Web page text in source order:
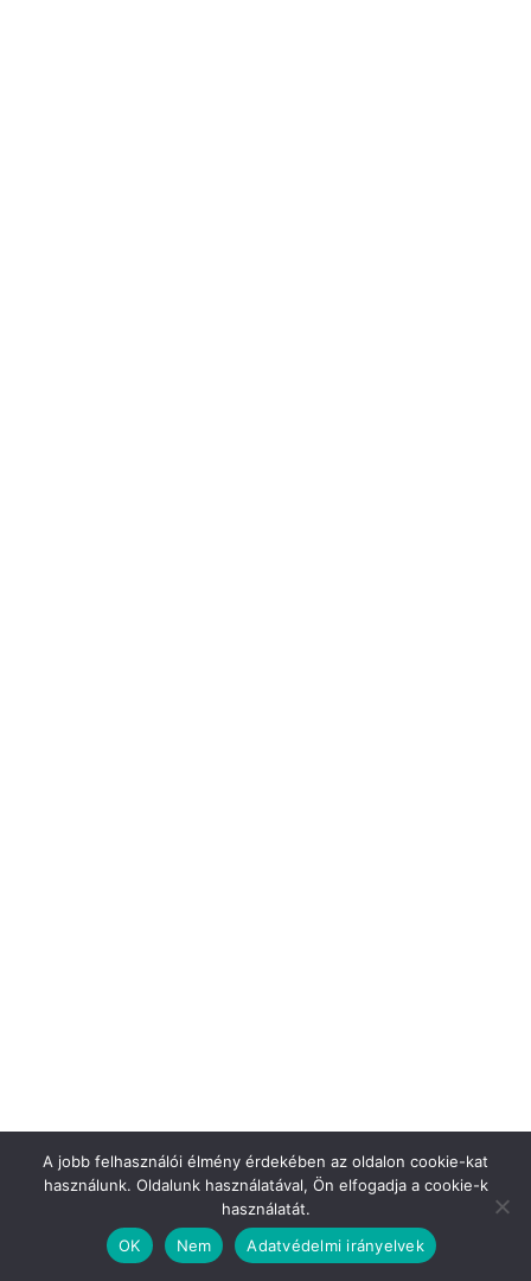
A jobb felhasználói élmény érdekében az oldalon cookie-kat
használunk. Oldalunk használatával, Ön elfogadja a cookie-k
használatát.
OK
Nem Adatvédelmi irányelvek